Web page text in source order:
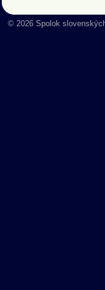
© 2026 Spolok